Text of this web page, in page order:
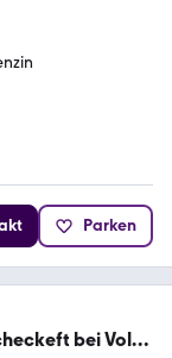
Parken
bei Volvo